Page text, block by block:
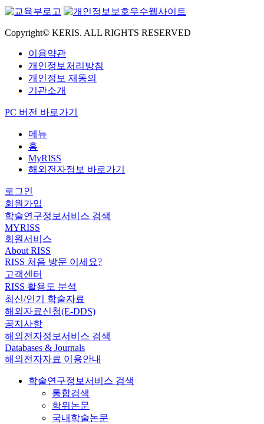
Copyright© KERIS. ALL RIGHTS RESERVED
이용약관
개인정보처리방침
개인정보 재동의
기관소개
PC 버전 바로가기
메뉴
홈
MyRISS
해외전자정보 바로가기
로그인
회원가입
학술연구정보서비스 검색
MYRISS
회원서비스
About RISS
RISS 처음 방문 이세요?
고객센터
RISS 활용도 분석
최신/인기 학술자료
해외자료신청(E-DDS)
공지사항
해외전자정보서비스 검색
Databases & Journals
해외전자자료 이용안내
학술연구정보서비스 검색
통합검색
학위논문
국내학술논문